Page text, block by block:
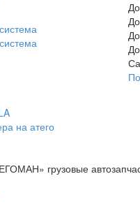
на атего
грузовые